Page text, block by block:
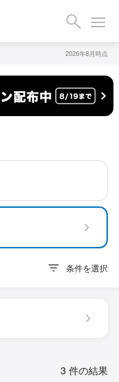
2026年8月時点
条件を選択
3 件の結果